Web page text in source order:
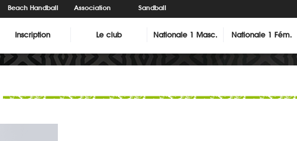
Beach Handball Association Sandball
Inscription Le club Nationale 1 Masc. Nationale 1 Fém.